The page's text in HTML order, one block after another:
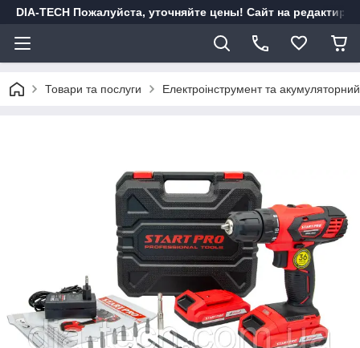
DIA-TECH Пожалуйста, уточняйте цены! Сайт на
Товари та послуги Електроінструмент та